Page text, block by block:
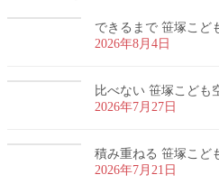
できるまで 笹塚こど
2026年8月4日
比べない 笹塚こども
2026年7月27日
積み重ねる 笹塚こど
2026年7月21日